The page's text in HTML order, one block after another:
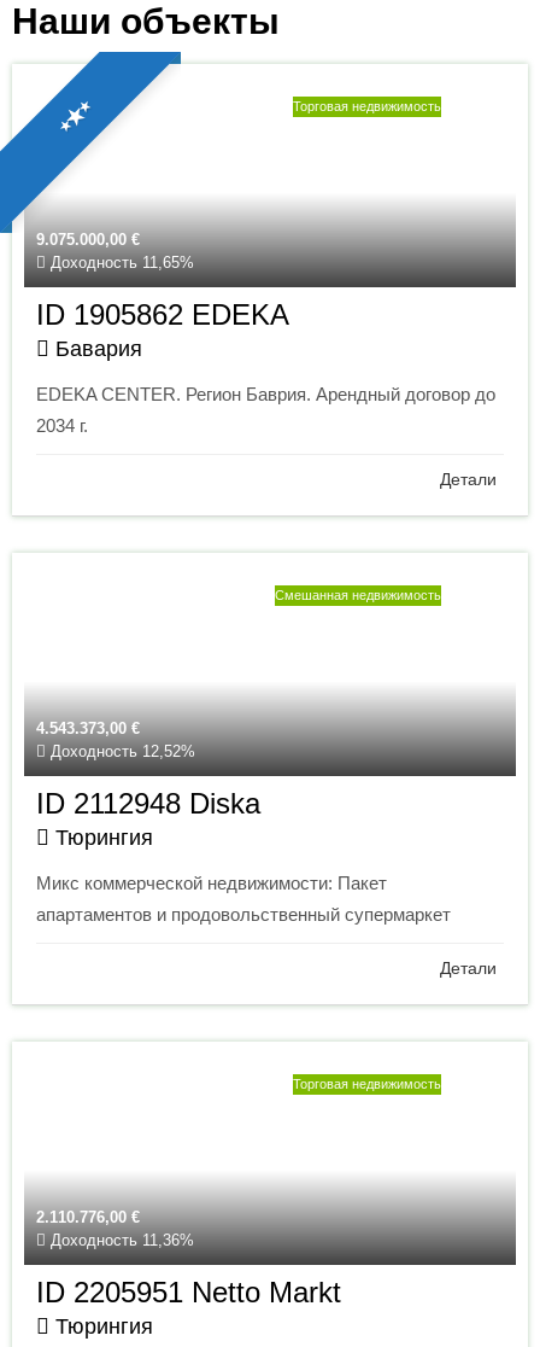
Наши объекты
⭑★⭑
9.075.000,00 €
Доходность 11,65%
Торговая недвижимость
ID 1905862 EDEKA
Бавария
EDEKA CENTER. Регион Баврия. Арендный договор до
2034 г.
Детали
4.543.373,00 €
Доходность 12,52%
Смешанная недвижимость
ID 2112948 Diska
Тюрингия
Микс коммерческой недвижимости: Пакет
апартаментов и продовольственный супермаркет
Детали
2.110.776,00 €
Доходность 11,36%
Торговая недвижимость
ID 2205951 Netto Markt
Тюрингия